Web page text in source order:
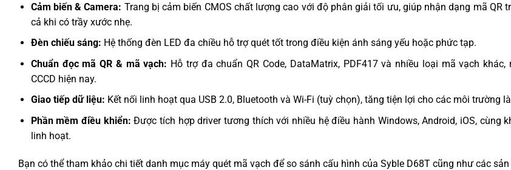
Cảm biến & Camera: Trang bị cảm biến CMOS chất lượng cao với độ phân giải tối ưu, giúp nhận dạng mã QR
cả khi có trầy xước nhẹ.
Đèn chiếu sáng: Hệ thống đèn LED đa chiều hỗ trợ quét tốt trong điều kiện ánh sáng yếu hoặc phức tạp.
Chuẩn đọc mã QR & mã vạch: Hỗ trợ đa chuẩn QR Code, DataMatrix, PDF417 và nhiều loại mã vạch
CCCD hiện nay.
Giao tiếp dữ liệu: Kết nối linh hoạt qua USB 2.0, Bluetooth và Wi-Fi (tuỳ chọn), tăng tiện lợi cho các môi trường
Phần mềm điều khiển: Được tích hợp driver tương thích với nhiều hệ điều hành Windows, Android, iOS, cùng
linh hoạt.
Bạn có thể tham khảo chi tiết danh mục máy quét mã vạch để so sánh cấu hình của Syble D68T cũng như các